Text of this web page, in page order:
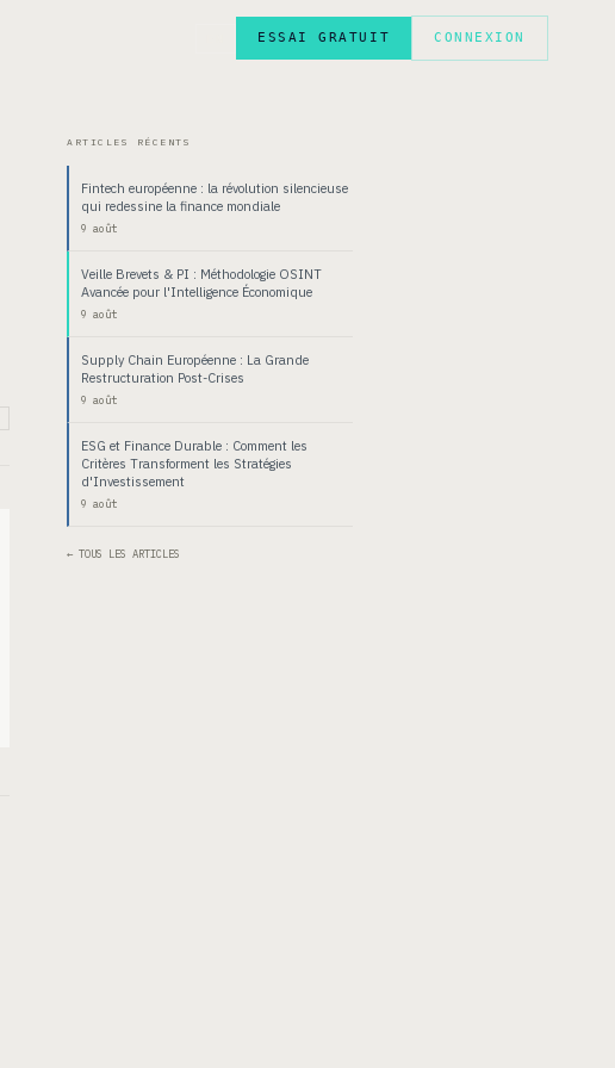
ESSAI GRATUIT CONNEXION
ARTICLES RÉCENTS
Fintech européenne : la révolution silencieuse
qui redessine la finance mondiale
9 août
Veille Brevets & PI : Méthodologie OSINT
Avancée pour l'Intelligence Économique
9 août
Supply Chain Européenne : La Grande
Restructuration Post-Crises
9 août
ESG et Finance Durable : Comment les
Critères Transforment les Stratégies
d'Investissement
9 août
← TOUS LES ARTICLES